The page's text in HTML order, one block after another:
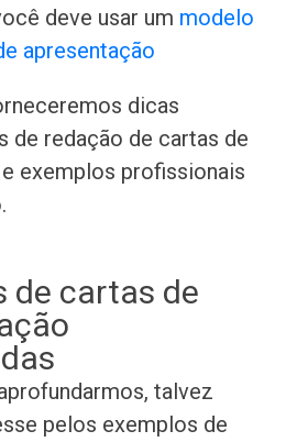
deve usar um modelo
apresentação
dicas
de redação de cartas de
exemplos profissionais
de cartas de
talvez
pelos exemplos de